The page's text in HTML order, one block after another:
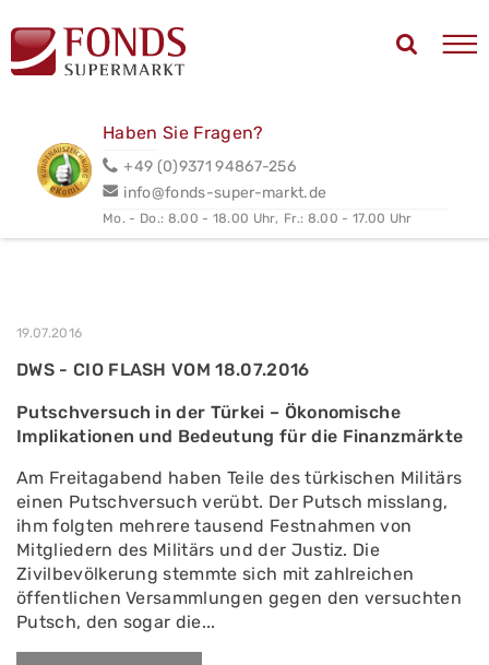
Haben Sie Fragen?
+49 (0)9371 94867-256
info@fonds-super-markt.de
Mo. - Do.: 8.00 - 18.00 Uhr, Fr.: 8.00 - 17.00 Uhr
19.07.2016
DWS - CIO FLASH VOM 18.07.2016
Putschversuch in der Türkei – Ökonomische
Implikationen und Bedeutung für die Finanzmärkte
Am Freitagabend haben Teile des türkischen Militärs
einen Putschversuch verübt. Der Putsch misslang,
ihm folgten mehrere tausend Festnahmen von
Mitgliedern des Militärs und der Justiz. Die
Zivilbevölkerung stemmte sich mit zahlreichen
öffentlichen Versammlungen gegen den versuchten
Putsch, den sogar die...